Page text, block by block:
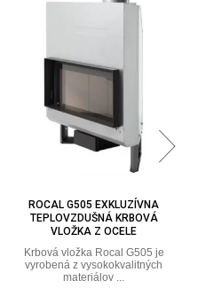
ROCAL G505 EXKLUZÍVNA
TEPLOVZDUŠNÁ KRBOVÁ
VLOŽKA Z OCELE
Krbová vložka Rocal G505 je
vyrobená z vysokokvalitných
materiálov ...